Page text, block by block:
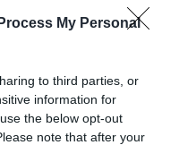
My Personal
to third parties, or
information for
the below opt-out
note that after your